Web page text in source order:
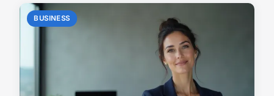
BUSINESS